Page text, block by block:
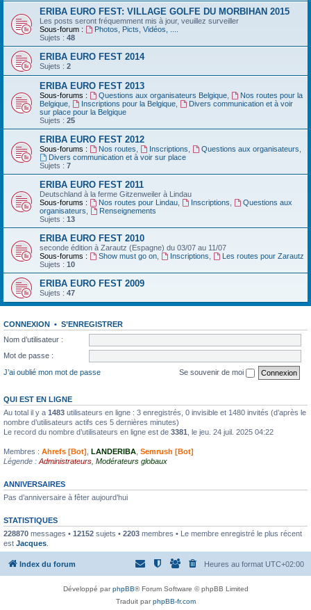
ERIBA EURO FEST: VILLAGE GOLFE DU MORBIHAN 2015
Les posts seront fréquemment mis à jour, veuillez surveiller
Sous-forum :
Photos, Picts, Vidéos, ....
Sujets : 48
ERIBA EURO FEST 2014
Sujets : 2
ERIBA EURO FEST 2013
Sous-forums : Questions aux organisateurs Belgique,
Nos routes pour la
Belgique
Inscriptions pour la Belgique,
Divers communication et à voir
sur place pour la Belgique
Sujets : 25
ERIBA EURO FEST 2012
Sous-forums : Nos routes Inscriptions Questions aux organisateurs
Divers communication et à voir sur place
Sujets : 7
ERIBA EURO FEST 2011
Deutschland‏ à la ferme Gitzenweiler à Lindau
Sous-forums :
Nos routes pour Lindau, Inscriptions
Questions aux
organisateurs
Renseignements
Sujets : 13
ERIBA EURO FEST 2010
seconde édition à Zarautz (Espagne) du 03/07 au 11/07
Sous-forums :
Show must go on, Inscriptions
Les routes pour Zarautz
Sujets : 10
ERIBA EURO FEST 2009
Sujets : 47
CONNEXION • S’ENREGISTRER
Nom d’utilisateur :
Mot de passe :
J’ai oublié mon mot de passe
Se souvenir de moi
QUI EST EN LIGNE
Au total il y a 1483 utilisateurs en ligne : 3 enregistrés, 0 invisible et 1480 invités (d’après le
nombre d’utilisateurs actifs ces 5 dernières minutes)
Le record du nombre d’utilisateurs en ligne est de 3381 , le jeu. 24 juil. 2025 04:22
Membres : Ahrefs [Bot] LANDERIBA Semrush [Bot]
Légende : Administrateurs Modérateurs globaux
ANNIVERSAIRES
Pas d’anniversaire à fêter aujourd’hui
STATISTIQUES
228870 messages • 12152 sujets • 2203 membres • Le membre enregistré le plus récent
est Jacques
Index du forum Heures au format UTC+02:00
Développé parphpBB® Forum Software © phpBB Limited
Traduit parphpBB-fr.com